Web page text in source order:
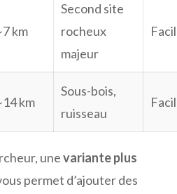
km
Second site
rocheux
majeur
km
Sous-bois,
ruisseau
unevariante plus
permet d’ajouter des